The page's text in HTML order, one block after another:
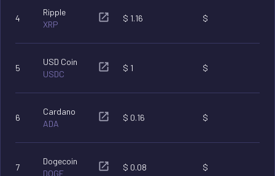
4
Ripple
XRP
$ 1.16 $
5
USD Coin
USDC
$ 1 $
6
Cardano
ADA
$ 0.16 $
7
Dogecoin
DOGE
$ 0.08 $